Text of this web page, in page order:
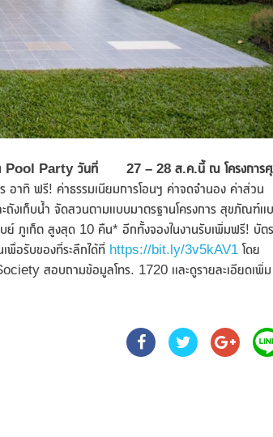
Pool Party วันที่ 27 – 28 ส.ค.นี้ ณ โครงการ
อาทิ ฟรี! ค่าธรรมเนียมการโอนฯ ค่าจดจำนอง ค่าส่วน
งเก็บน้ำ จัดสวนตามแบบมาตรฐานโครงการ สุขภัณฑ์แ
ย์ ภูเก็ต สูงสุด 10 คืน* อีกทั้งจองในงานรับเพิ่มฟรี! บัตร
พื่อรับของที่ระลึกได้ที่ https://bit.ly/3v5kAV1 โดย
สอบถามข้อมูลโทร. 1720 และดูรายละเอียดเพิ่ม